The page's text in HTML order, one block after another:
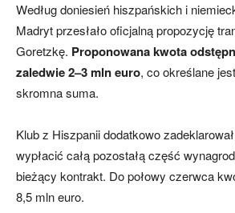
Według doniesień hiszpańskich i
Madryt przesłało oficjalną propozycję
Goretzkę. Proponowana kwota
zaledwie 2–3 mln euro, co określane
skromna suma.
Klub z Hiszpanii dodatkowo
wypłacić całą pozostałą część
bieżący kontrakt. Do połowy czerwca
8,5 mln euro.